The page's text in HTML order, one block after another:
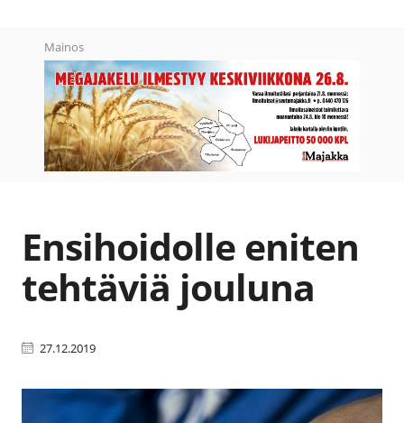
Mainos
Ensihoidolle eniten
tehtäviä jouluna
27.12.2019